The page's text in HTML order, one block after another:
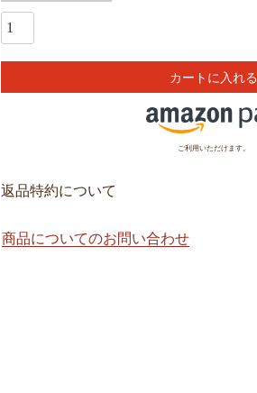
カートに入れる
ご利用いただけます。
返品特約について
商品についてのお問い合わせ